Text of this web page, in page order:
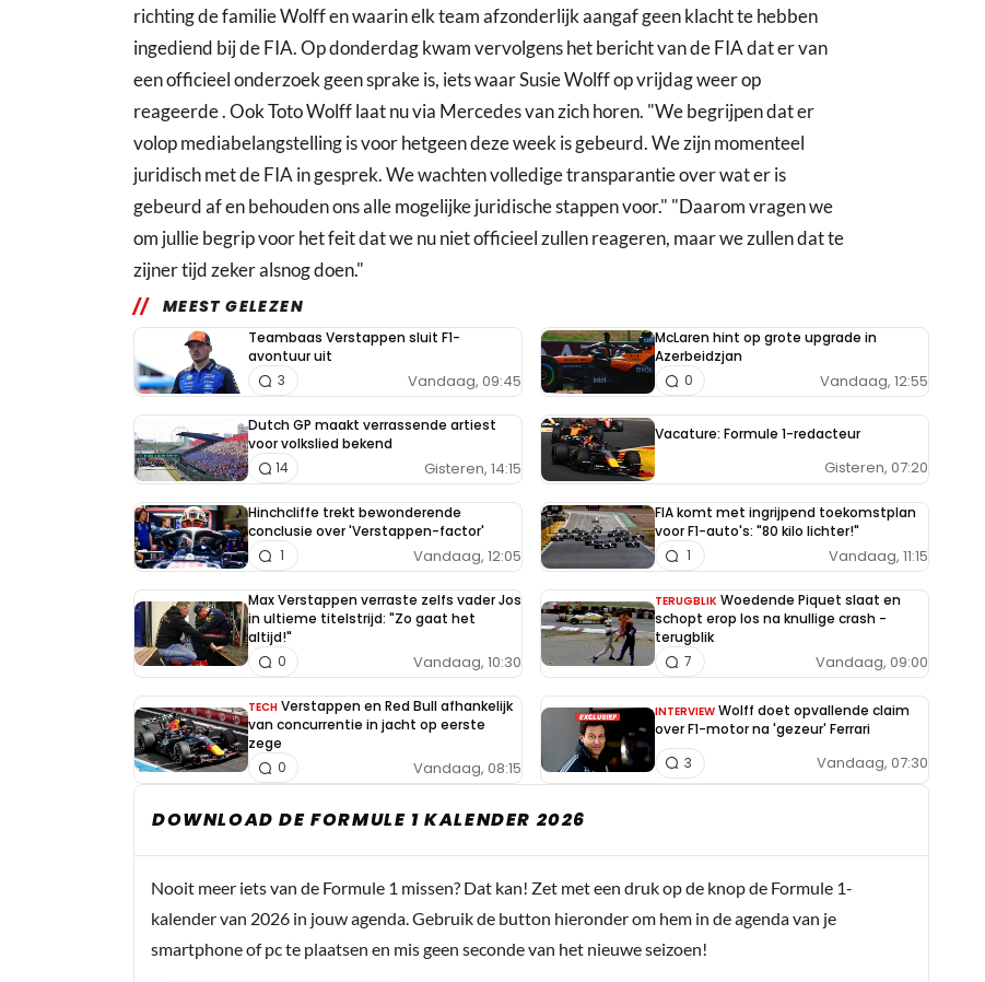
richting de familie Wolff en waarin elk team afzonderlijk aangaf geen klacht te hebben
ingediend bij de FIA. Op donderdag kwam vervolgens het bericht van de FIA dat er van
een officieel onderzoek geen sprake is, iets waar Susie Wolff op vrijdag weer op
reageerde . Ook Toto Wolff laat nu via Mercedes van zich horen. "We begrijpen dat er
volop mediabelangstelling is voor hetgeen deze week is gebeurd. We zijn momenteel
juridisch met de FIA in gesprek. We wachten volledige transparantie over wat er is
gebeurd af en behouden ons alle mogelijke juridische stappen voor." "Daarom vragen we
om jullie begrip voor het feit dat we nu niet officieel zullen reageren, maar we zullen dat te
zijner tijd zeker alsnog doen."
MEEST GELEZEN
Teambaas Verstappen sluit F1-
avontuur uit
Vandaag, 09:45
3
McLaren hint op grote upgrade in
Azerbeidzjan
Vandaag, 12:55
0
Dutch GP maakt verrassende artiest
voor volkslied bekend
Gisteren, 14:15
14
Vacature: Formule 1-redacteur
Gisteren, 07:20
Hinchcliffe trekt bewonderende
conclusie over 'Verstappen-factor'
Vandaag, 12:05
1
FIA komt met ingrijpend toekomstplan
voor F1-auto's: "80 kilo lichter!"
Vandaag, 11:15
1
Max Verstappen verraste zelfs vader Jos
in ultieme titelstrijd: "Zo gaat het
altijd!"
Vandaag, 10:30
0
TERUGBLIK Woedende Piquet slaat en
schopt erop los na knullige crash -
terugblik
Vandaag, 09:00
7
TECH Verstappen en Red Bull afhankelijk
van concurrentie in jacht op eerste
zege
Vandaag, 08:15
0
INTERVIEW Wolff doet opvallende claim
over F1-motor na 'gezeur' Ferrari
Vandaag, 07:30
3
DOWNLOAD DE FORMULE 1 KALENDER 2026
Nooit meer iets van de Formule 1 missen? Dat kan! Zet met een druk op de knop de Formule 1-
kalender van 2026 in jouw agenda. Gebruik de button hieronder om hem in de agenda van je
smartphone of pc te plaatsen en mis geen seconde van het nieuwe seizoen!